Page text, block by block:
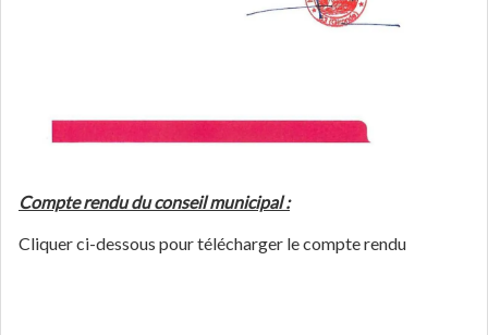
Compte rendu du conseil municipal :
Cliquer ci-dessous pour télécharger le compte rendu